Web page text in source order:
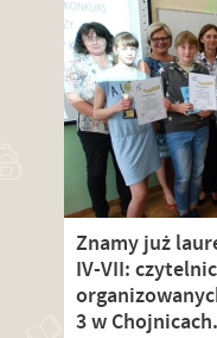
Znamy już
IV-VII:
3 w Chojnicach.